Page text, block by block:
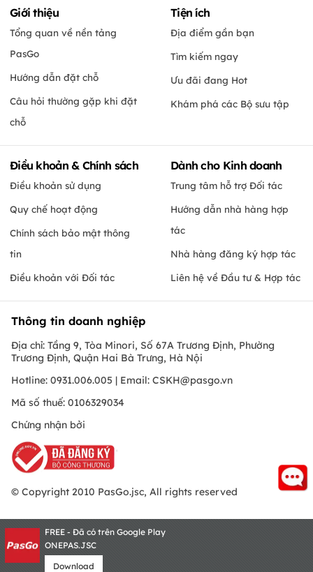
Giới thiệu
Tổng quan về nền tảng
PasGo
Hướng dẫn đặt chỗ
Câu hỏi thường gặp khi đặt
chỗ
Tiện ích
Địa điểm gần bạn
Tìm kiếm ngay
Ưu đãi đang Hot
Khám phá các Bộ sưu tập
Điều khoản & Chính sách
Điều khoản sử dụng
Quy chế hoạt động
Chính sách bảo mật thông
tin
Điều khoản với Đối tác
Dành cho Kinh doanh
Trung tâm hỗ trợ Đối tác
Hướng dẫn nhà hàng hợp
tác
Nhà hàng đăng ký hợp tác
Liên hệ về Đầu tư & Hợp tác
Thông tin doanh nghiệp
Địa chỉ: Tầng 9, Tòa Minori, Số 67A Trương Định, Phường
Trương Định, Quận Hai Bà Trưng, Hà Nội
Hotline: 0931.006.005 | Email: CSKH@pasgo.vn
Mã số thuế: 0106329034
Chứng nhận bởi
© Copyright 2010 PasGo.jsc, All rights reserved
FREE - Đã có trên Google Play
ONEPAS.JSC
Download